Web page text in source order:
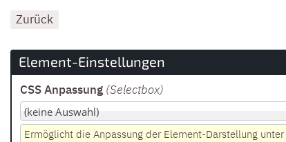
Zurück
Element-Einstellungen
CSS Anpassung (Selectbox)
Ermöglicht die Anpassung der Element-Darstellung